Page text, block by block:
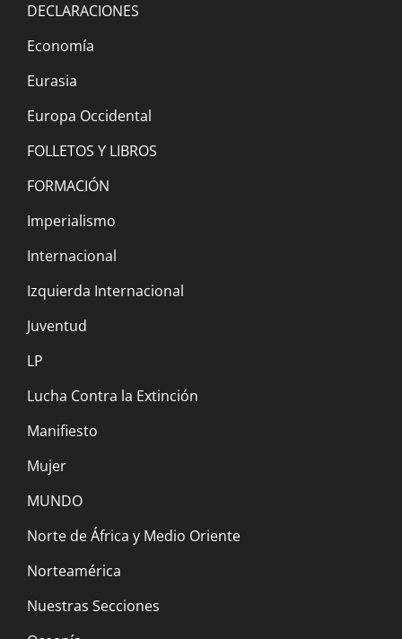
¡Por un 1ro de Mayo Obrero, Socialista e
26 abril, 2023
8 de marzo: A seguir el ejemplo de las
mujeres iraníes y afganas, luchar contra el
Brasil: Nacido para ser imperialista
6 marzo, 2023
22 febrero, 2023
Perú: Los obreros y campesinos deben
luchar por el poder para evitar la derrota
Policrisis: Coyuntura internacional
DECLARACIONES
Economía
Eurasia
Europa Occidental
FOLLETOS Y LIBROS
FORMACIÓN
Imperialismo
Internacional
Izquierda Internacional
Juventud
LP
Lucha Contra la Extinción
Manifiesto
Mujer
MUNDO
Norte de África y Medio Oriente
Norteamérica
Nuestras Secciones